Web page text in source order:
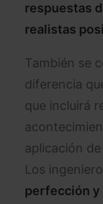
respuestas
realistas
También se
diferencia
que incluirá
aplicación
Los
perfección y